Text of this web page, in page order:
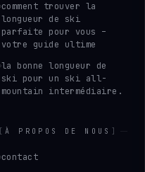
comment trouver la
longueur de ski
parfaite pour vous –
votre guide ultime
la bonne longueur de
ski pour un ski all-
mountain intermédiaire.
[À PROPOS DE NOUS ]
contact